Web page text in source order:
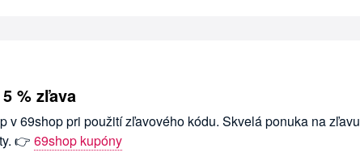
% zľava
v 69shop pri použití zľavového kódu. Skvelá ponuka na zľavu
👉 69shop kupóny